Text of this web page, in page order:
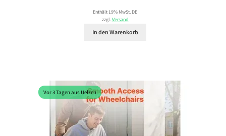
Enthält 19% MwSt. DE
zzgl.Versand
In den Warenkorb
Vor 3 Tagen aus Uelzen